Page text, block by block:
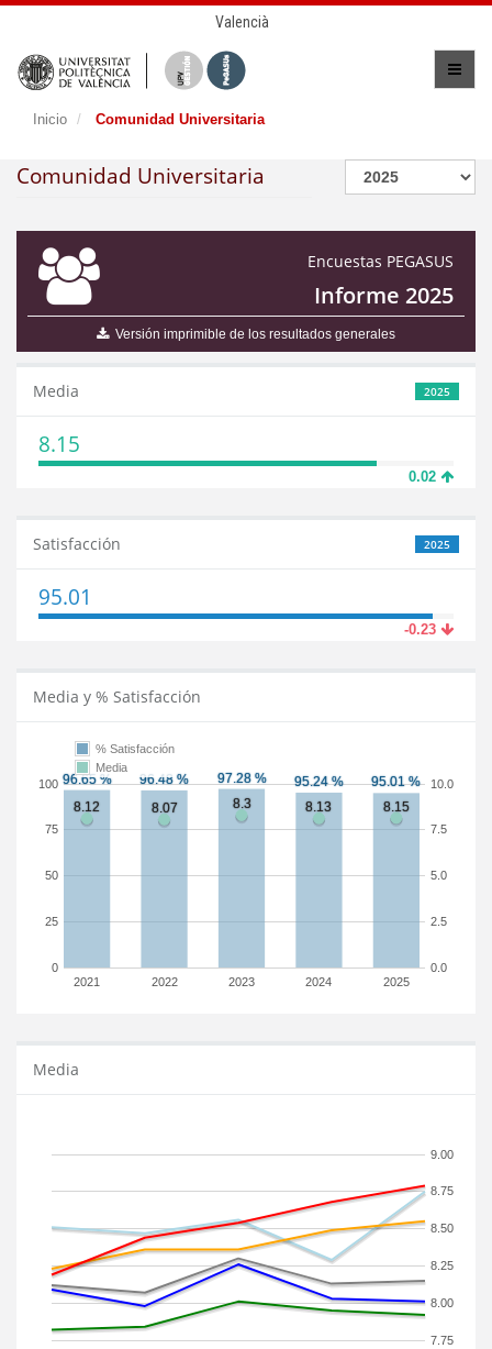
Valencià
Inicio Comunidad Universitaria
Comunidad Universitaria
Encuestas PEGASUS
Informe 2025
Versión imprimible de los resultados generales
2025
Media
8.15
0.02
2025
Satisfacción
95.01
-0.23
Media y % Satisfacción
2021 2022 2023 2024 2025
0
25
50
75
100
0.0
2.5
5.0
7.5
10.0
% Satisfacción
Media
Media
7.75
8.00
8.25
8.50
8.75
9.00